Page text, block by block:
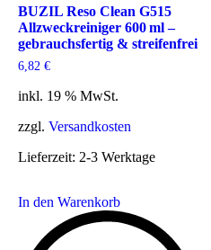
BUZIL Reso Clean G515
Allzweckreiniger 600 ml –
gebrauchsfertig & streifenfrei
6,82 €
inkl. 19 % MwSt.
zzgl. Versandkosten
Lieferzeit: 2-3 Werktage
In den Warenkorb